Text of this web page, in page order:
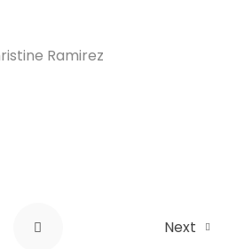
Ramirez
Next